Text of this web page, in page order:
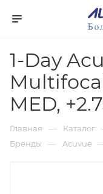
1-Day
MED,
Главная — Каталог
Бренды — Acuvue